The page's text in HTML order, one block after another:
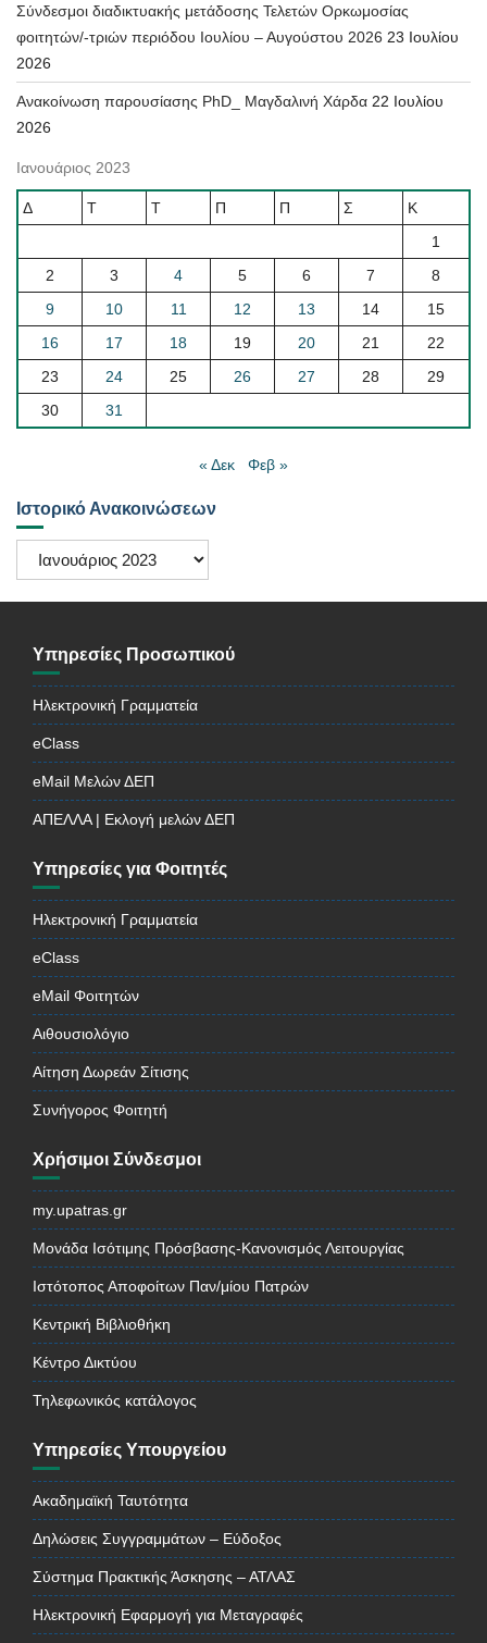
Σύνδεσμοι διαδικτυακής μετάδοσης Τελετών Ορκωμοσίας
φοιτητών/-τριών περιόδου Ιουλίου – Αυγούστου 2026 23 Ιουλίου
2026
Ανακοίνωση παρουσίασης PhD_ Μαγδαλινή Χάρδα 22 Ιουλίου
2026
Ιανουάριος 2023
Δ Τ Τ Π Π Σ
Κ
1
2
3 4 5 6 7
8
9
10 11 12 13 14
15
16
17 18 19 20 21
22
23
24 25 26 27 28
29
30
31
« Δεκ Φεβ »
Ιστορικό Ανακοινώσεων
Ιστορικό
Ανακοινώσεων
Υπηρεσίες Προσωπικού
Ηλεκτρονική Γραμματεία
eClass
eMail Μελών ΔΕΠ
ΑΠΕΛΛΑ | Εκλογή μελών ΔΕΠ
Υπηρεσίες για Φοιτητές
Ηλεκτρονική Γραμματεία
eClass
eMail Φοιτητών
Αιθουσιολόγιο
Αίτηση Δωρεάν Σίτισης
Συνήγορος Φοιτητή
Χρήσιμοι Σύνδεσμοι
my.upatras.gr
Μονάδα Ισότιμης Πρόσβασης-Κανονισμός Λειτουργίας
Ιστότοπος Αποφοίτων Παν/μίου Πατρών
Κεντρική Βιβλιοθήκη
Κέντρο Δικτύου
Τηλεφωνικός κατάλογος
Υπηρεσίες Υπουργείου
Ακαδημαϊκή Ταυτότητα
Δηλώσεις Συγγραμμάτων – Εύδοξος
Σύστημα Πρακτικής Άσκησης – ΑΤΛΑΣ
Ηλεκτρονική Εφαρμογή για Μεταγραφές